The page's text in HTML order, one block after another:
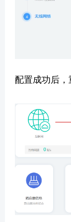
配置成功后